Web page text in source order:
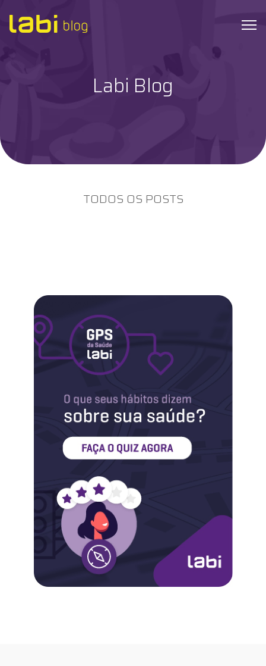
Dicas de Saúde
Maternidade
Novidades do Labi
Saúde da Mulher
Saúde do Homem
Sobre o Labi
Conheça o Labi
Labi Blog
TODOS OS POSTS